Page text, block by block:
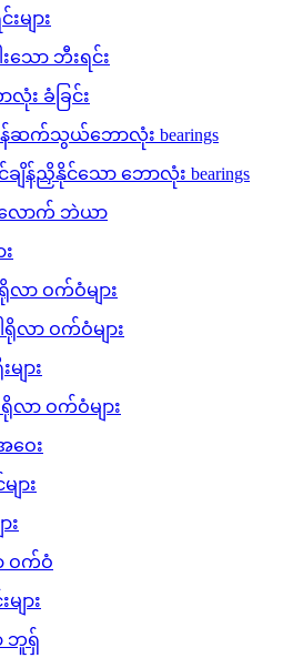
များ
းသော ဘီးရင်း
လုံး ခံခြင်း
ဆက်သွယ်ဘောလုံး bearings
န်ညှိနိုင်သော ဘောလုံး bearings
ောက် ဘဲယာ
ာ ဝက်ဝံများ
လာ ဝက်ဝံများ
ျား
လာ ဝက်ဝံများ
ဝေး
ား
း
ဝက်ဝံ
ျား
ဘူရှ်